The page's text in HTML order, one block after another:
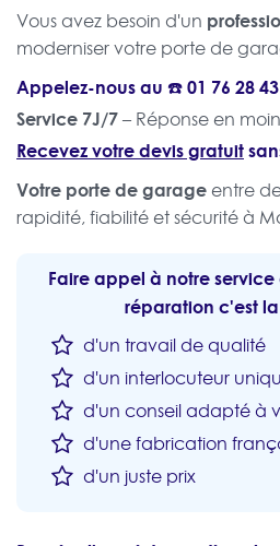
Vous avez besoin d'un
moderniser votre porte de
Appelez-nous au ☎️01 76 28
Service 7J/7– Réponse en
Recevez votre devis gratuit
Votre porte de garage entre
rapidité, fiabilité et sécurité à
Faire appel à notre
réparation c'est
d'un travail de qualité
d'un interlocuteur
d'un conseil adapté à
d'une fabrication
d'un juste prix